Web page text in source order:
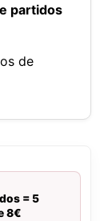
partidos
de
= 5
8€